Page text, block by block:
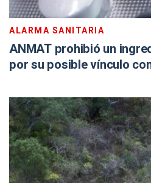
ALARMA SANITARIA
ANMAT prohibió un
por su posible vínculo